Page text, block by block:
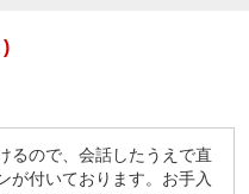
)
るので、会話したうえで直
が付いております。お手入